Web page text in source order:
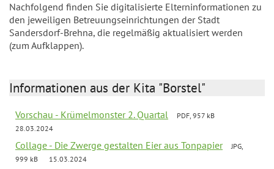
Nachfolgend finden Sie digitalisierte Elterninformationen zu
den jeweiligen Betreuungseinrichtungen der Stadt
Sandersdorf-Brehna, die regelmäßig aktualisiert werden
(zum Aufklappen).
Informationen aus der Kita "Borstel"
Vorschau - Krümelmonster 2. Quartal
PDF, 957 kB
28.03.2024
Collage - Die Zwerge gestalten Eier aus Tonpapier
JPG,
999 kB
15.03.2024